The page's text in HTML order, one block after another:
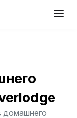
домашнего